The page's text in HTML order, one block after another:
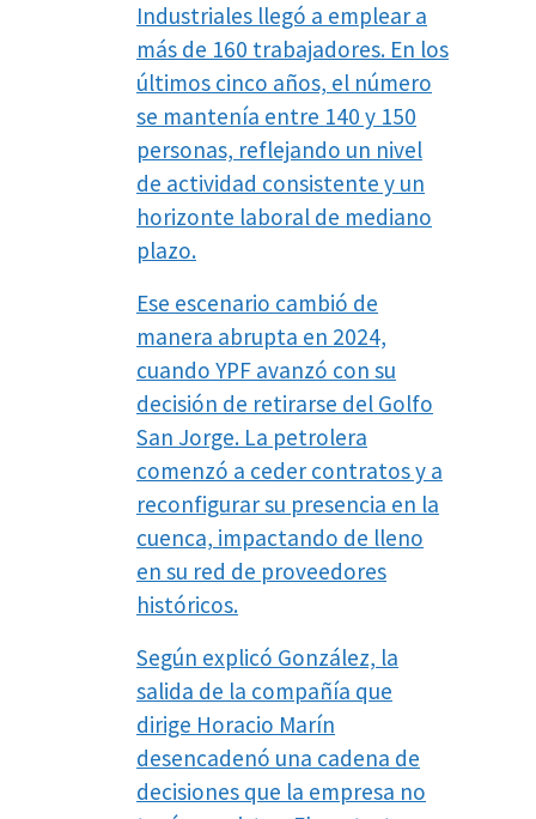
Industriales llegó a emplear a
más de 160 trabajadores. En los
últimos cinco años, el número
se mantenía entre 140 y 150
personas, reflejando un nivel
de actividad consistente y un
horizonte laboral de mediano
plazo.
Ese escenario cambió de
manera abrupta en 2024,
cuando YPF avanzó con su
decisión de retirarse del Golfo
San Jorge. La petrolera
comenzó a ceder contratos y a
reconfigurar su presencia en la
cuenca, impactando de lleno
en su red de proveedores
históricos.
Según explicó González, la
salida de la compañía que
dirige Horacio Marín
desencadenó una cadena de
decisiones que la empresa no